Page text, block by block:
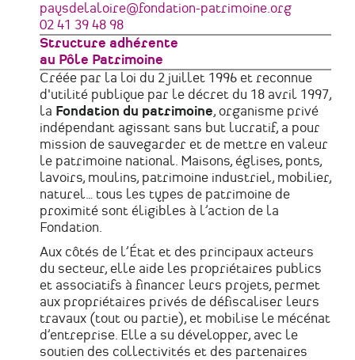
France
Courriel
paysdelaloire@fondation-patrimoine.org
Téléphone
02 41 39 48 98
Structure adhérente
au Pôle Patrimoine
Créée par la loi du 2 juillet 1996 et reconnue
d'utilité publique par le décret du 18 avril 1997,
la Fondation du patrimoine, organisme privé
indépendant agissant sans but lucratif, a pour
mission de sauvegarder et de mettre en valeur
le patrimoine national. Maisons, églises, ponts,
lavoirs, moulins, patrimoine industriel, mobilier,
naturel… tous les types de patrimoine de
proximité sont éligibles à l’action de la
Fondation.
Aux côtés de l’État et des principaux acteurs
du secteur, elle aide les propriétaires publics
et associatifs à financer leurs projets, permet
aux propriétaires privés de défiscaliser leurs
travaux (tout ou partie), et mobilise le mécénat
d’entreprise. Elle a su développer, avec le
soutien des collectivités et des partenaires